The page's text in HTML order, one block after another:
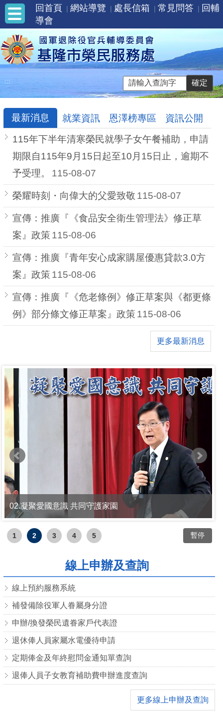
回首頁 網站導覽 處長信箱 常見問答
回輔
導會
:::
最新消息 就業資訊 恩澤榜專區
資訊公開
115年下半年清寒榮民就學子女午餐補助，申請
期限自115年9月15日起至10月15日止，逾期不
予受理。
115-08-07
榮耀時刻・向偉大的父愛致敬 115-08-07
宣傳：推廣『《食品安全衛生管理法》修正草
案』政策 115-08-06
宣傳：推廣『青年安心成家購屋優惠貸款3.0方
案』政策 115-08-06
宣傳：推廣『《危老條例》修正草案與《都更條
例》部分條文修正草案』政策 115-08-06
更多最新消息
02.凝聚愛國意識 共同守護家園
1 2 3 4 5 暫停
線上申辦及查詢
線上預約服務系統
補發備除役軍人眷屬身分證
申辦/換發榮民遺眷家戶代表證
退休俸人員家屬水電優待申請
定期俸金及年終慰問金通知單查詢
退俸人員子女教育補助費申辦進度查詢
更多線上申辦及查詢